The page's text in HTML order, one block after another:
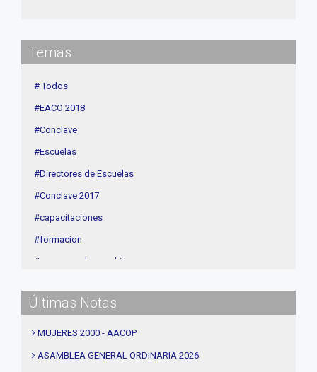
Contenidos de Interés
Cuota
Agenda
Linea Sociedad
Temas
# Todos
#EACO 2018
#Conclave
#Escuelas
#Directores de Escuelas
#Conclave 2017
#capacitaciones
#formacion
#procesos de coaching
#Actividades
Últimas Notas
MUJERES 2000 - AACOP
ASAMBLEA GENERAL ORDINARIA 2026